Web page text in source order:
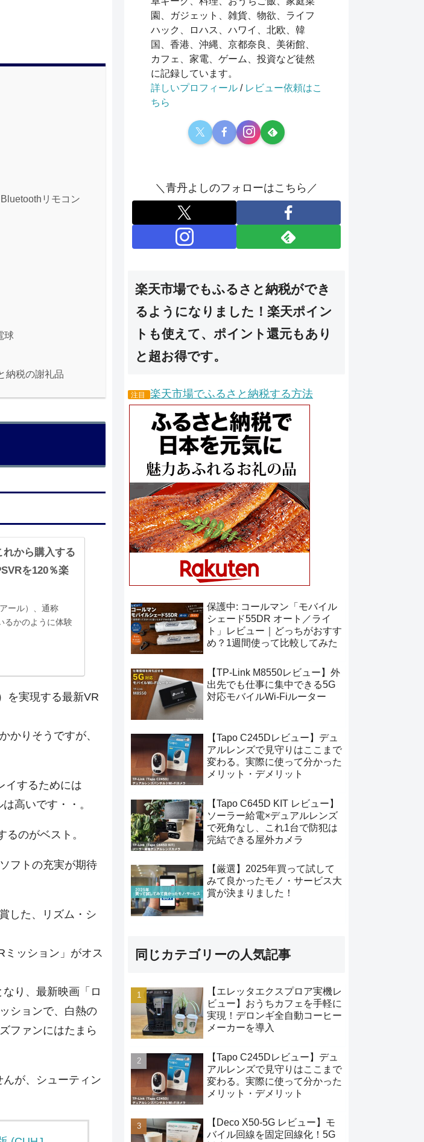
リモコン
球
納税の謝礼品
から購入する
を120％楽
ール）、通称
るかのように体験
を実現する最新VR
かりそうですが、
イするためには
高いです・・。
のがベスト。
フトの充実が期待
した、リズム・シ
ミッション」がオス
り、最新映画「ロ
ションで、白熱の
ファンにはたまら
が、シューティン
園、ガジェット、雑貨、物欲、ライフ
ハック、ロハス、ハワイ、北欧、韓
国、香港、沖縄、京都奈良、美術館、
カフェ、家電、ゲーム、投資など徒然
に記録しています。
詳しいプロフィール / レビュー依頼はこ
ちら
＼青丹よしのフォローはこちら／
楽天市場でもふるさと納税ができ
るようになりました！楽天ポイン
トも使えて、ポイント還元もあり
と超お得です。
注目 楽天市場でふるさと納税する方法
保護中: コールマン「モバイル
シェード55DR オート／ライ
ト」レビュー｜どっちがおすす
め？1週間使って比較してみた
【TP-Link M8550レビュー】外
出先でも仕事に集中できる5G
対応モバイルWi-Fiルーター
【Tapo C245Dレビュー】デュ
アルレンズで見守りはここまで
変わる。実際に使って分かった
メリット・デメリット
【Tapo C645D KIT レビュー】
ソーラー給電×デュアルレンズ
で死角なし、これ1台で防犯は
完結できる屋外カメラ
【厳選】2025年買って試して
みて良かったモノ・サービス大
賞が決まりました！
同じカテゴリーの人気記事
【エレッタエクスプロア実機レ
ビュー】おうちカフェを手軽に
実現！デロンギ全自動コーヒー
メーカーを導入
【Tapo C245Dレビュー】デュ
アルレンズで見守りはここまで
変わる。実際に使って分かった
メリット・デメリット
【Deco X50-5G レビュー】モ
バイル回線を固定回線化！5G